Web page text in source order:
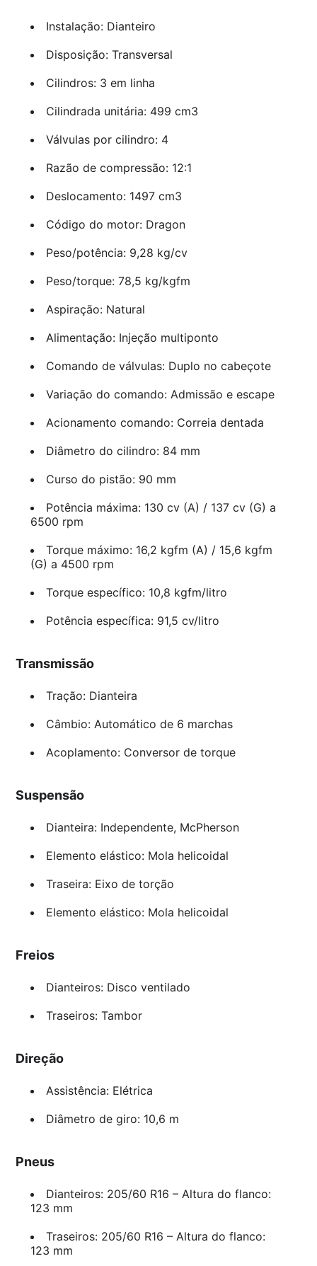
Instalação: Dianteiro
Disposição: Transversal
Cilindros: 3 em linha
Cilindrada unitária: 499 cm3
Válvulas por cilindro: 4
Razão de compressão: 12:1
Deslocamento: 1497 cm3
Código do motor: Dragon
Peso/potência: 9,28 kg/cv
Peso/torque: 78,5 kg/kgfm
Aspiração: Natural
Alimentação: Injeção multiponto
Comando de válvulas: Duplo no cabeçote
Variação do comando: Admissão e escape
Acionamento comando: Correia dentada
Diâmetro do cilindro: 84 mm
Curso do pistão: 90 mm
Potência máxima: 130 cv (A) / 137 cv (G) a
6500 rpm
Torque máximo: 16,2 kgfm (A) / 15,6 kgfm
(G) a 4500 rpm
Torque específico: 10,8 kgfm/litro
Potência específica: 91,5 cv/litro
Transmissão
Tração: Dianteira
Câmbio: Automático de 6 marchas
Acoplamento: Conversor de torque
Suspensão
Dianteira: Independente, McPherson
Elemento elástico: Mola helicoidal
Traseira: Eixo de torção
Elemento elástico: Mola helicoidal
Freios
Dianteiros: Disco ventilado
Traseiros: Tambor
Direção
Assistência: Elétrica
Diâmetro de giro: 10,6 m
Pneus
Dianteiros: 205/60 R16 – Altura do flanco:
123 mm
Traseiros: 205/60 R16 – Altura do flanco:
123 mm